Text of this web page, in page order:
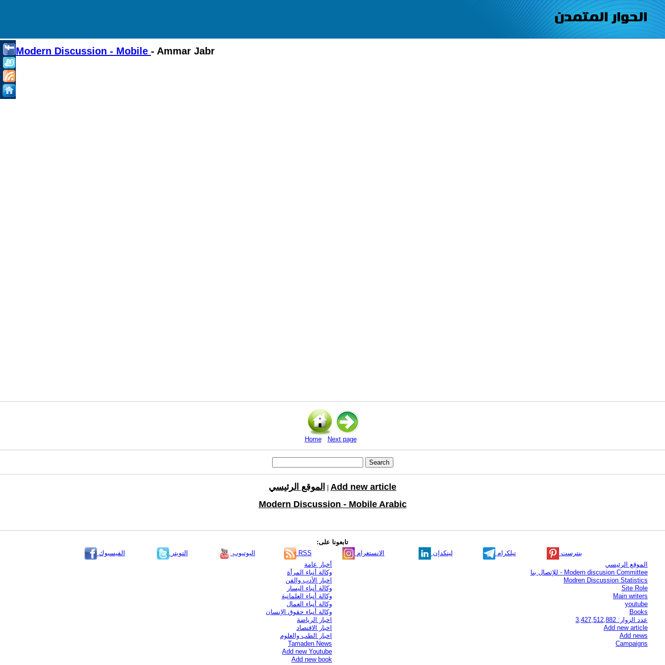
Modern Discussion - Mobile - Ammar Jabr
Home Next page
الموقع الرئيسي
Add new article
Modern Discussion - Mobile Arabic
تابعونا على:
الفيسبوك
التويتر اليوتيوب RSS الانستغرام لينكدإن تيلكرام
بنترست
الموقع الرئيسي
Modern discusion Committee - للإتصال بنا
Modren Discussion Statistics
Site Role
Main writers
youtube
Books
عدد الزوار: 3,427,512,882
Add new article
Add news
Campaigns
أخبار عامة
وكالة أنباء المرأة
اخبار الأدب والفن
وكالة أنباء اليسار
وكالة أنباء العلمانية
وكالة أنباء العمال
وكالة أنباء حقوق الإنسان
اخبار الرياضة
اخبار الاقتصاد
اخبار الطب والعلوم
Tamaden News
Add new Youtube
Add new book